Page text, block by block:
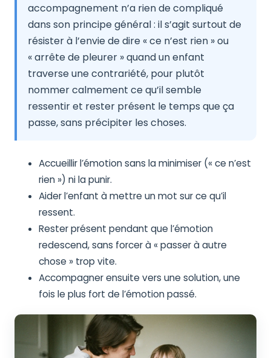
accompagnement n’a rien de compliqué
dans son principe général : il s’agit surtout de
résister à l’envie de dire « ce n’est rien » ou
« arrête de pleurer » quand un enfant
traverse une contrariété, pour plutôt
nommer calmement ce qu’il semble
ressentir et rester présent le temps que ça
passe, sans précipiter les choses.
Accueillir l’émotion sans la minimiser (« ce n’est
rien ») ni la punir.
Aider l’enfant à mettre un mot sur ce qu’il
ressent.
Rester présent pendant que l’émotion
redescend, sans forcer à « passer à autre
chose » trop vite.
Accompagner ensuite vers une solution, une
fois le plus fort de l’émotion passé.